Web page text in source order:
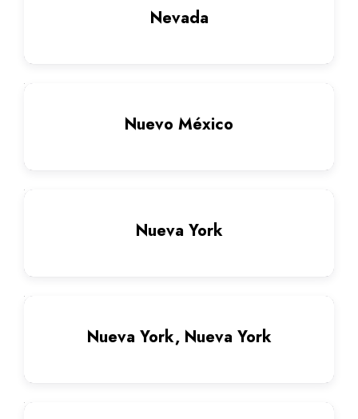
Nevada
Nuevo México
Nueva York
Nueva York, Nueva York